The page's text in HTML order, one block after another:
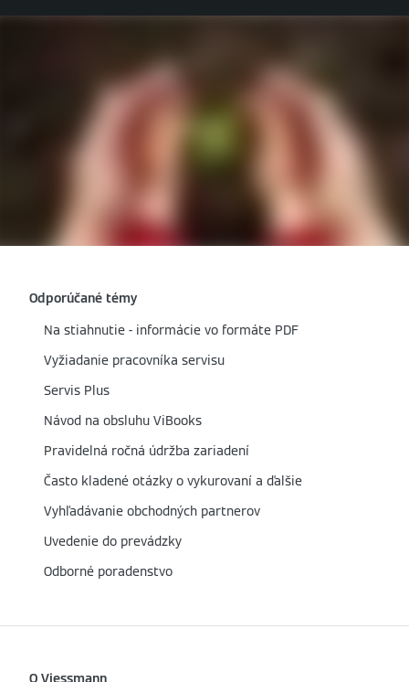
Odporúčané témy
Na stiahnutie - informácie vo formáte PDF
Vyžiadanie pracovníka servisu
Servis Plus
Návod na obsluhu ViBooks
Pravidelná ročná údržba zariadení
Často kladené otázky o vykurovaní a ďalšie
Vyhľadávanie obchodných partnerov
Uvedenie do prevádzky
Odborné poradenstvo
O Viessmann